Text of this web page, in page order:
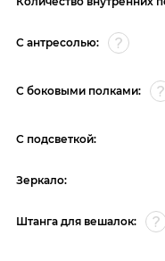
С антресолью:
С боковыми полками:
С подсветкой:
Зеркало:
Штанга для вешалок: